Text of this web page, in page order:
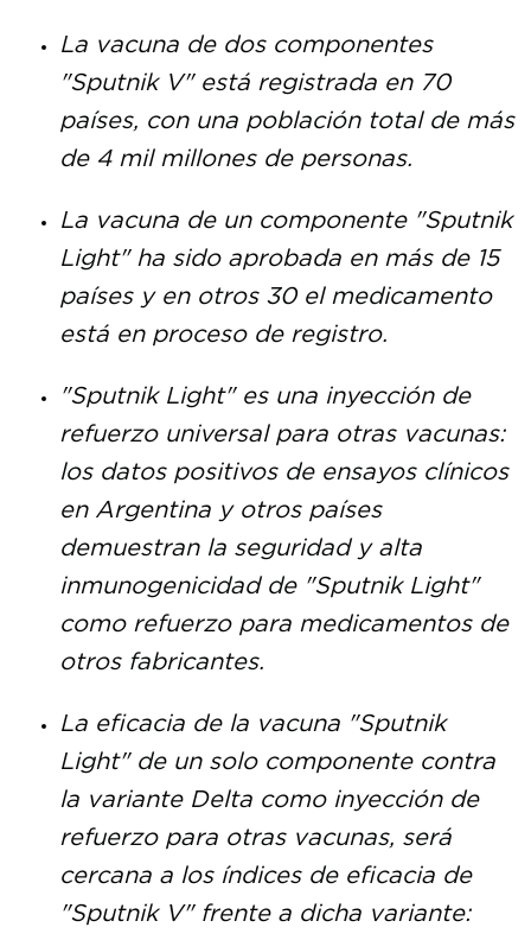
La vacuna de dos componentes
"Sputnik V" está registrada en 70
países, con una población total de más
de 4 mil millones de personas.
La vacuna de un componente "Sputnik
Light" ha sido aprobada en más de 15
países y en otros 30 el medicamento
está en proceso de registro.
"Sputnik Light" es una inyección de
refuerzo universal para otras vacunas:
los datos positivos de ensayos clínicos
en Argentina y otros países
demuestran la seguridad y alta
inmunogenicidad de "Sputnik Light"
como refuerzo para medicamentos de
otros fabricantes.
La eficacia de la vacuna "Sputnik
Light" de un solo componente contra
la variante Delta como inyección de
refuerzo para otras vacunas, será
cercana a los índices de eficacia de
"Sputnik V" frente a dicha variante: